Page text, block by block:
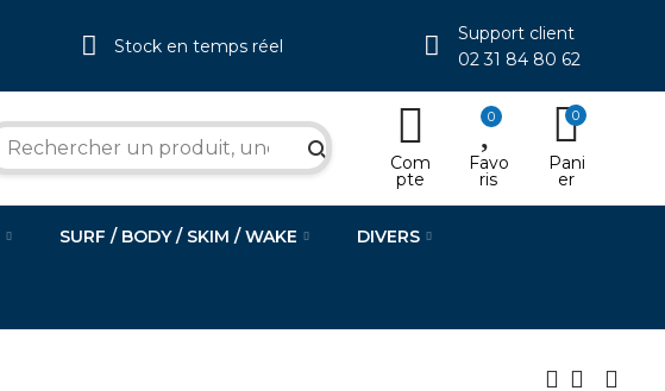
Stock en temps réel
Support client
02 31 84 80 62
search Com
pte
0
Favo
ris
0
Pani
er
SURF / BODY / SKIM / WAKE DIVERS